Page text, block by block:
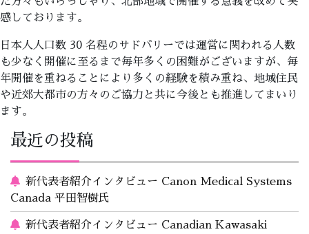
感しております。
日本人人口数 30 名程のサドバリーでは運営に関われる人数
も少なく開催に至るまで毎年多くの困難がございますが、毎
年開催を重ねることにより多くの経験を積み重ね、地域住民
や近郊大都市の方々のご協力と共に今後とも推進してまいり
ます。
最近の投稿
新代表者紹介インタビュー Canon Medical Systems
Canada 平田智樹氏
新代表者紹介インタビュー Canadian Kawasaki